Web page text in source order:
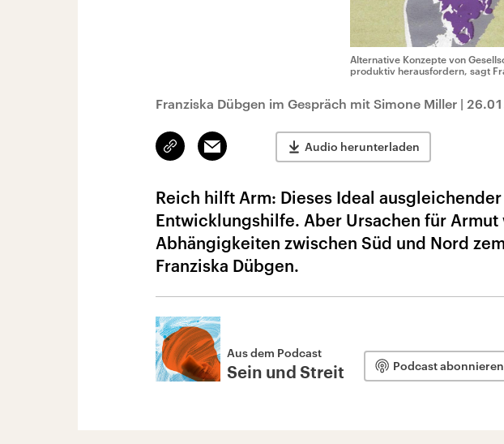
Alternative Konzepte von
produktiv herausfordern, sagt
Franziska Dübgen im Gespräch mit Simone Miller |
Link
kopieren/teilen
Email Audio herunterladen
Reich hilft Arm: Dieses Ideal
Entwicklungshilfe. Aber Ursachen für
Abhängigkeiten zwischen Süd und Nord
Franziska Dübgen.
Aus dem Podcast
Sein und Streit Podcast abonnieren